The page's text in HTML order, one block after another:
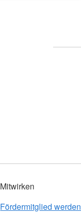
Mitwirken
Fördermitglied werden